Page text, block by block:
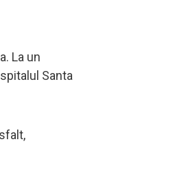
La un
Santa